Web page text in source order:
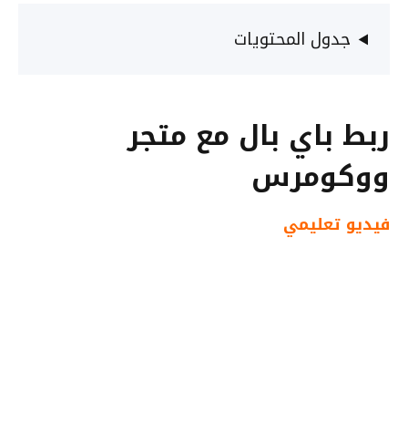
جدول المحتويات
ربط باي بال مع متجر
ووكومرس
فيديو تعليمي